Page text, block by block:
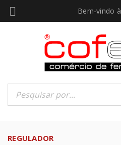
Bem-vindo à
REGULADOR